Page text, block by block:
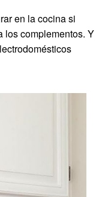
en la cocina si
los complementos. Y